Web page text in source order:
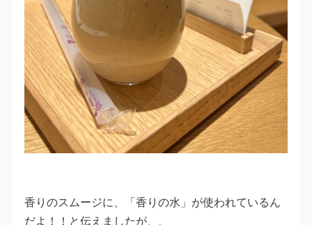
香りのスムージに、「香りの水」が使われているん
だよ！！と伝えましたが、、